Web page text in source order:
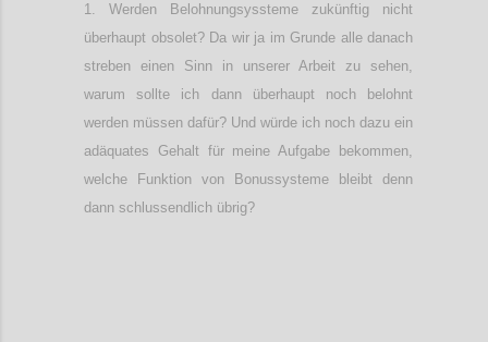
Werden Belohnungsyssteme zukünftig nicht
überhaupt obsolet? Da wir ja im Grunde alle danach
streben einen Sinn in unserer Arbeit zu sehen,
warum sollte ich dann überhaupt noch belohnt
werden müssen dafür? Und würde ich noch dazu ein
adäquates Gehalt für meine Aufgabe bekommen,
welche Funktion von Bonussysteme bleibt denn
dann schlussendlich übrig?